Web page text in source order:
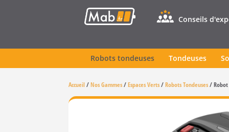
Conseils
Robots tondeuses Tondeuses
Accueil/Nos Gammes/Espaces Verts/Robots Tondeuses/